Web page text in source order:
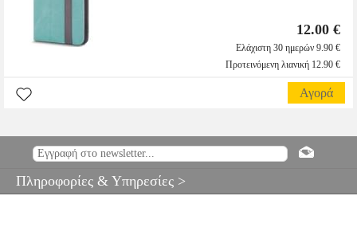
12.00 €
Ελάχιστη 30 ημερών 9.90 €
Προτεινόμενη λιανική 12.90 €
Αγορά
Πληροφορίες & Υπηρεσίες >